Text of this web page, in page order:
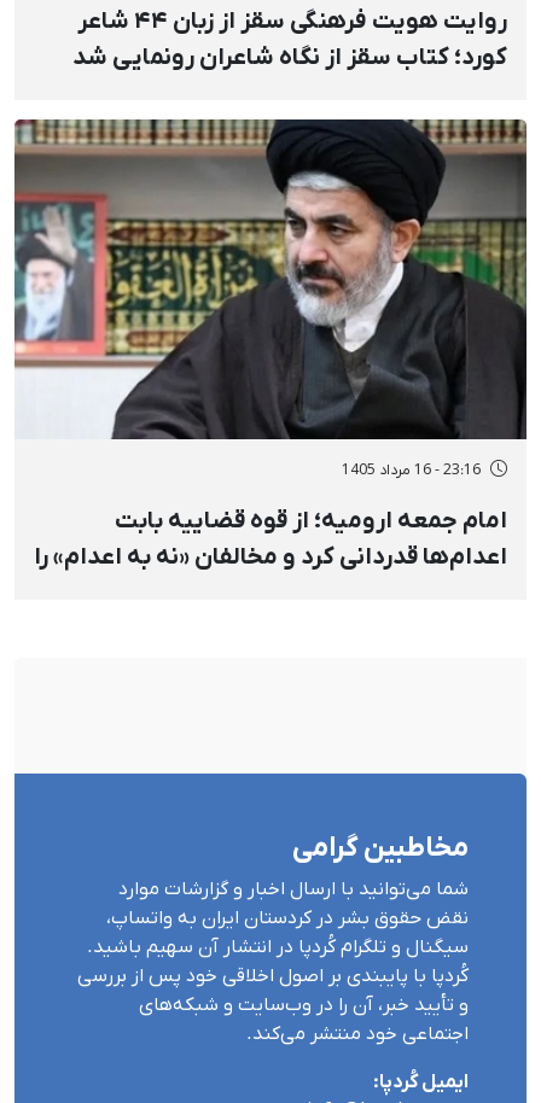
روایت هویت فرهنگی سقز از زبان ۴۴ شاعر
کورد؛ کتاب سقز از نگاه شاعران رونمایی شد
23:16 - 16 مرداد 1405
امام جمعه ارومیه؛ از قوه قضاییه بابت
اعدام‌ها قدردانی کرد و مخالفان «نه به اعدام» را
مخاطبین گرامی
شما می‌توانید با ارسال اخبار و گزارشات موارد
نقض حقوق بشر در کردستان ایران بە واتساپ،
سیگنال و تلگرام کُردپا در انتشار آن سهیم باشید.
کُردپا با پایبندی بر اصول اخلاقی خود پس از بررسی
و تأیید خبر، آن را در وب‌سایت و شبکه‌های
اجتماعی خود منتشر می‌کند.
ایمیل کُردپا: